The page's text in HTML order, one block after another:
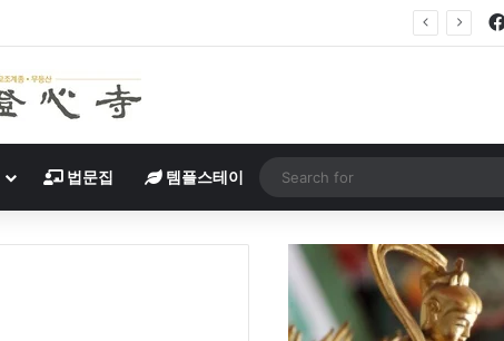
법문집 템플스테이